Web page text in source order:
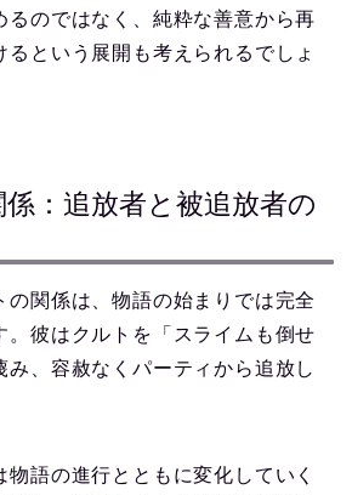
るのではなく、純粋な善意から再
るという展開も考えられるでしょ
：追放者と被追放者の
の関係は、物語の始まりでは完全
。彼はクルトを「スライムも倒せ
み、容赦なくパーティから追放し
物語の進行とともに変化していく